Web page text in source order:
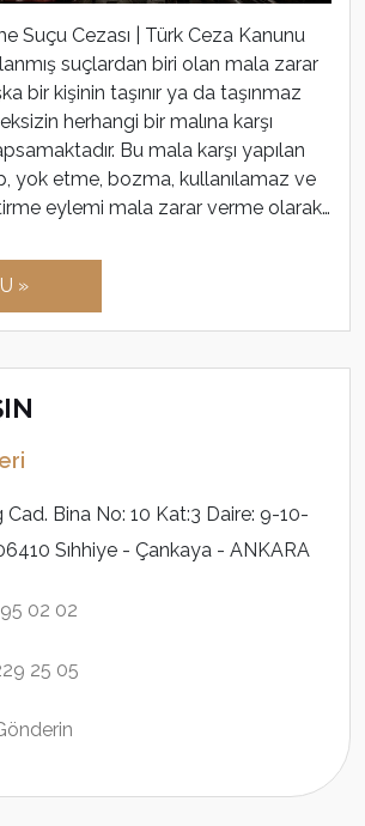
Suçu Cezası | Türk Ceza Kanunu
suçlardan biri olan mala zarar
bir kişinin taşınır ya da taşınmaz
herhangi bir malına karşı
Bu mala karşı yapılan
yok etme, bozma, kullanılamaz ve
eylemi mala zarar verme olarak…
»
Bina No: 10 Kat:3 Daire: 9-10-
Sıhhiye - Çankaya - ANKARA
02 02
25 05